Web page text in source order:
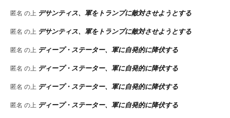
匿名 の上 デサンティス、軍をトランプに敵対させようとする
匿名 の上 デサンティス、軍をトランプに敵対させようとする
匿名 の上 ディープ・ステーター、軍に自発的に降伏する
匿名 の上 ディープ・ステーター、軍に自発的に降伏する
匿名 の上 ディープ・ステーター、軍に自発的に降伏する
匿名 の上 ディープ・ステーター、軍に自発的に降伏する